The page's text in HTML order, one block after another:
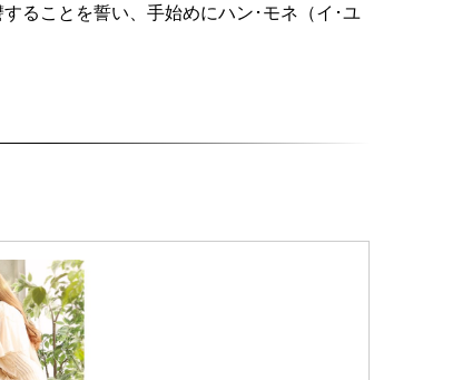
ることを誓い、手始めにハン･モネ（イ･ユ